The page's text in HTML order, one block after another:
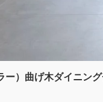
）曲げ木ダイニング